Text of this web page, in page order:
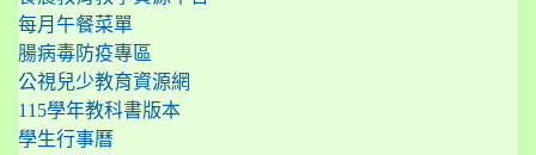
每月午餐菜單
腸病毒防疫專區
公視兒少教育資源網
115學年教科書版本
學生行事曆